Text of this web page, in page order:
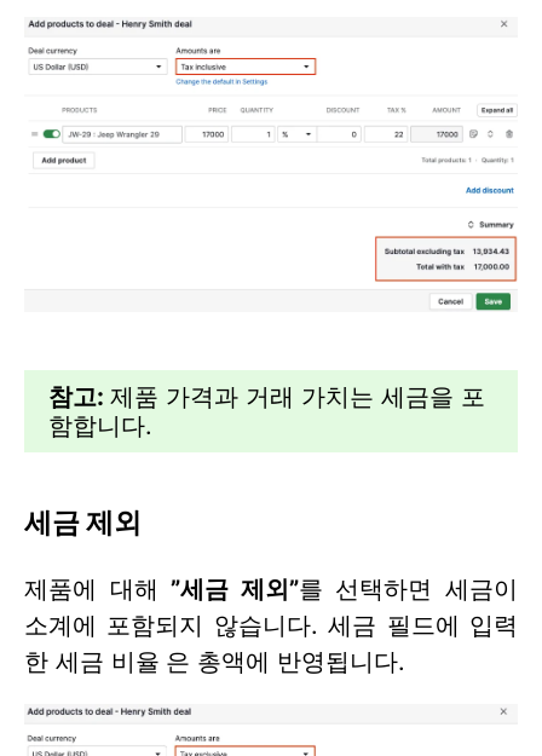
참고: 제품 가격과 거래 가치는 세금을 포
함합니다.
세금 제외
제품에 대해”세금 제외”를 선택하면 세금이
소계에 포함되지 않습니다. 세금 필드에 입력
한 세금 비율 은 총액에 반영됩니다.